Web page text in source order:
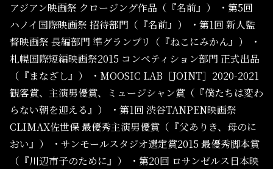
アジアン映画祭 クロージング作品（『名前』）
・第5回
ハノイ国際映画祭 招待部門（『名前』）
・第1回 新人監
督映画祭 長編部門 準グランプリ（『ねこにみかん』）
・
札幌国際短編映画祭2015 コンペティション部門 正式出品
（『まなざし』）
・MOOSIC LAB［JOINT］2020-2021
観客賞、主演男優賞、ミュージシャン賞（『僕たちは変わ
らない朝を迎える』）
・第1回 渋谷TANPEN映画祭
CLIMAX佐世保 最優秀主演男優賞（『父ありき、母のに
おい』）
・サンモールスタジオ選定賞2015 最優秀脚本賞
（『川辺市子のために』）
・第20回 ロサンゼルス日本映